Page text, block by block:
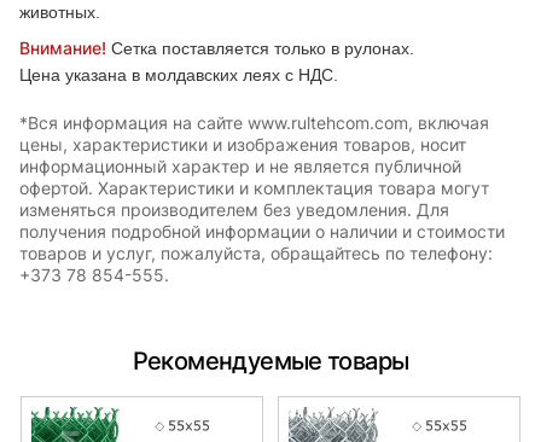
животных.
Внимание! Сетка поставляется только в рулонах.
Цена указана в молдавских леях с НДС.
*Вся информация на сайте www.rultehcom.com, включая
цены, характеристики и изображения товаров, носит
информационный характер и не является публичной
офертой. Характеристики и комплектация товара могут
изменяться производителем без уведомления. Для
получения подробной информации о наличии и стоимости
товаров и услуг, пожалуйста, обращайтесь по телефону:
+373 78 854-555.
Рекомендуемые товары